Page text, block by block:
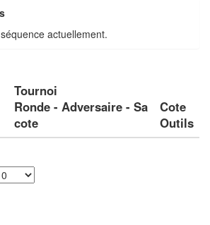
actuellement.
Tournoi
Ronde - Adversaire - Sa
cote
Cote
Outils